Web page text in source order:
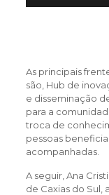
As principais
são, Hub de
e disseminação
para a
troca de
pessoas
acompanhadas.
A seguir, Ana
de Caxias do Sul,